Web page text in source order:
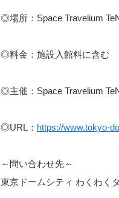
◎場所：Space Travelium
◎料金：施設入館料に含む
◎主催：Space Travelium
◎URL： https://www.tokyo-
～問い合わせ先～
東京ドームシティ わくわく